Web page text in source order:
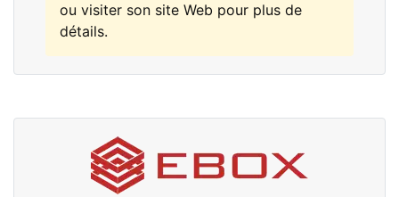
ou visiter son site Web pour plus de
détails.